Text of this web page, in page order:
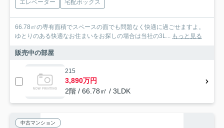
エレベーター 宅配ボックス
66.78㎡の専有面積でスペースの面でも問題なく快適に過ごせますよ。
ゆとりのある快適なお住まいをお探しの場合は当社の3L... もっと見る
販売中の部屋
215
3,890万円
2階 / 66.78㎡ / 3LDK
中古マンション